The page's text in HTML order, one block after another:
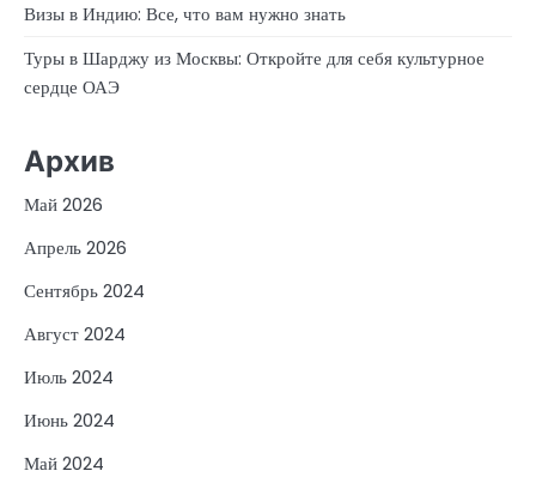
Визы в Индию: Все, что вам нужно знать
Туры в Шарджу из Москвы: Откройте для себя культурное
сердце ОАЭ
Архив
Май 2026
Апрель 2026
Сентябрь 2024
Август 2024
Июль 2024
Июнь 2024
Май 2024